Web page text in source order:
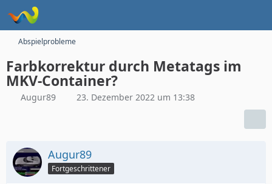
Abspielprobleme
Farbkorrektur durch Metatags im
MKV-Container?
Augur89 23. Dezember 2022 um 13:38
Augur89
Fortgeschrittener